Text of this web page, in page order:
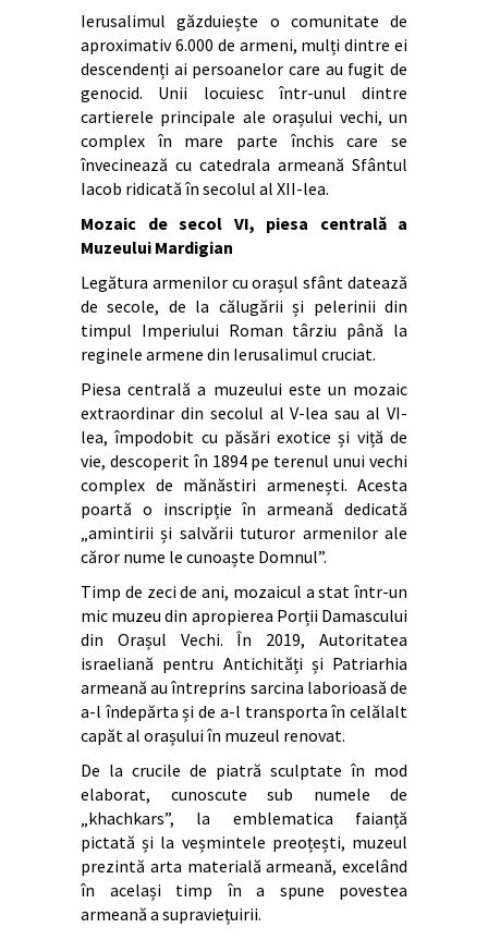
Ierusalimul găzduiește o comunitate de
aproximativ 6.000 de armeni, mulți dintre ei
descendenți ai persoanelor care au fugit de
genocid. Unii locuiesc într-unul dintre
cartierele principale ale orașului vechi, un
complex în mare parte închis care se
învecinează cu catedrala armeană Sfântul
Iacob ridicată în secolul al XII-lea.
Mozaic de secol VI, piesa centrală a
Muzeului Mardigian
Legătura armenilor cu orașul sfânt datează
de secole, de la călugării și pelerinii din
timpul Imperiului Roman târziu până la
reginele armene din Ierusalimul cruciat.
Piesa centrală a muzeului este un mozaic
extraordinar din secolul al V-lea sau al VI-
lea, împodobit cu păsări exotice și viță de
vie, descoperit în 1894 pe terenul unui vechi
complex de mănăstiri armenești. Acesta
poartă o inscripție în armeană dedicată
„amintirii și salvării tuturor armenilor ale
căror nume le cunoaște Domnul”.
Timp de zeci de ani, mozaicul a stat într-un
mic muzeu din apropierea Porții Damascului
din Orașul Vechi. În 2019, Autoritatea
israeliană pentru Antichități și Patriarhia
armeană au întreprins sarcina laborioasă de
a-l îndepărta și de a-l transporta în celălalt
capăt al orașului în muzeul renovat.
De la crucile de piatră sculptate în mod
elaborat, cunoscute sub numele de
„khachkars”, la emblematica faianță
pictată și la veșmintele preoțești, muzeul
prezintă arta materială armeană, excelând
în același timp în a spune povestea
armeană a supraviețuirii.